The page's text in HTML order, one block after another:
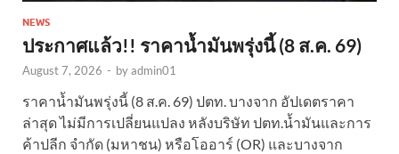
NEWS
ประกาศแล้ว!! ราคาน้ำมันพรุ่งนี้ (8 ส.ค. 69)
August 7, 2026 - byadmin01
ราคาน้ำมันพรุ่งนี้ (8 ส.ค. 69) ปตท. บางจาก อัปเดตราคา
ล่าสุด ไม่มีการเปลี่ยนแปลง หลังบริษัท ปตท.น้ำมันและการ
ค้าปลีก จำกัด (มหาชน) หรือโออาร์ (OR) และบางจาก